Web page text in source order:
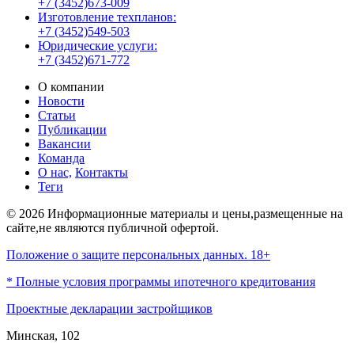
Изготовление техпланов:
+7 (3452)549-503
Юридические услуги:
+7 (3452)671-772
О компании
Новости
Статьи
Публикации
Вакансии
Команда
О нас, Контакты
Теги
© 2026 Информационные материалы и цены,размещенные на
сайте,не являются публичной офертой.
Положение о защите персональных данных. 18+
* Полные условия программы ипотечного кредитования
Проектные декларации застройщиков
Минская, 102